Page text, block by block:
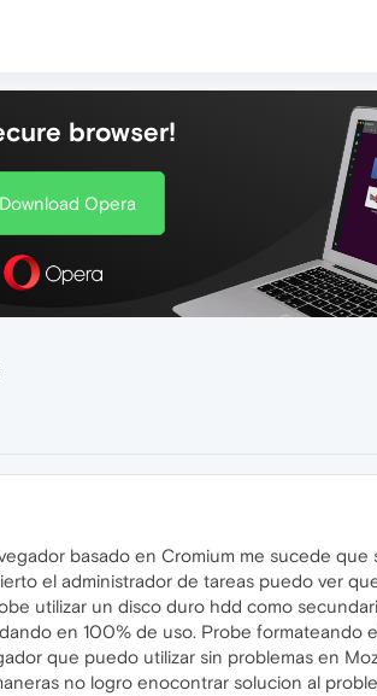
browser!
Download Opera
basado en Cromium me sucede
el administrador de tareas puedo ver
utilizar un disco duro hdd como
en 100% de uso. Probe formateando
que puedo utilizar sin problemas en
no logro enocontrar solucion al